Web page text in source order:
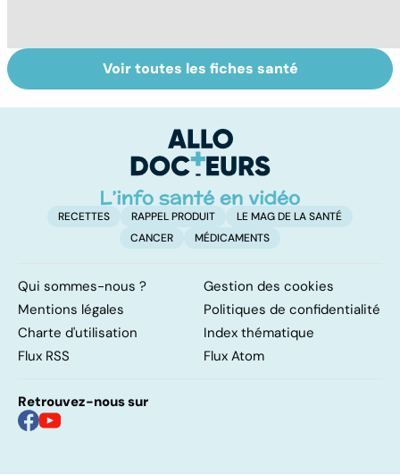
Les agrumes et
leurs bienfaits
Le magnésium,
un oligo-élément
Voir toutes les fiches santé
RECETTES RAPPEL PRODUIT
LE MAG DE LA SANTÉ
CANCER
MÉDICAMENTS
Qui sommes-nous ?
Gestion des cookies
Mentions légales
Politiques de confidentialité
Charte d'utilisation
Index thématique
Flux RSS
Flux Atom
Retrouvez-nous sur